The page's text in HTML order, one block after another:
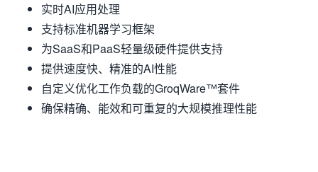
实时AI应用处理
支持标准机器学习框架
为SaaS和PaaS轻量级硬件提供支持
提供速度快、精准的AI性能
自定义优化工作负载的GroqWare™套件
确保精确、能效和可重复的大规模推理性能